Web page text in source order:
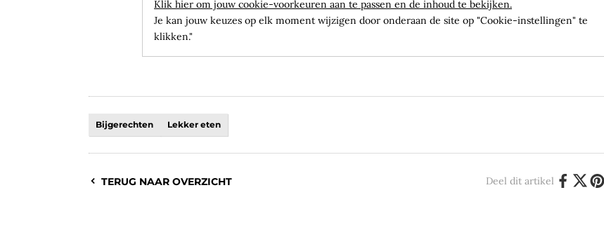
Klik hier om jouw cookie-voorkeuren aan te passen en de inhoud te bekijken.
Je kan jouw keuzes op elk moment wijzigen door onderaan de site op "Cookie-instellingen" te
klikken."
Bijgerechten Lekker eten
TERUG NAAR OVERZICHT Deel dit artikel